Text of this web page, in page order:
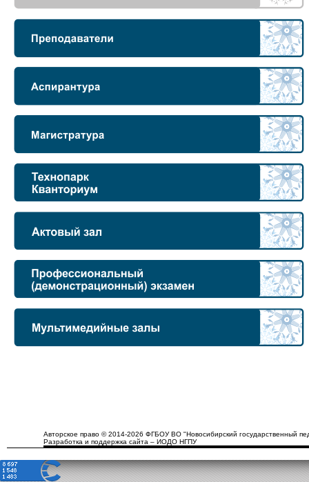
Авторское право © 2014-2026 ФГБОУ ВО "Новосибирский государственный
Разработка и поддержка сайта – ИОДО НГПУ